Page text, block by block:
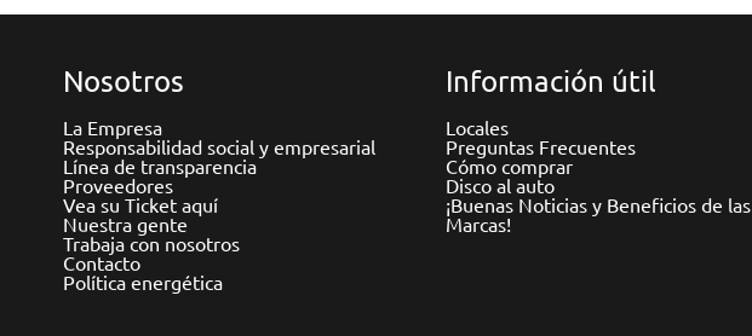
Nosotros
La Empresa
Responsabilidad social y empresarial
Línea de transparencia
Proveedores
Vea su Ticket aquí
Nuestra gente
Trabaja con nosotros
Contacto
Política energética
Información útil
Locales
Preguntas Frecuentes
Cómo comprar
Disco al auto
¡Buenas Noticias y Beneficios de las
Marcas!